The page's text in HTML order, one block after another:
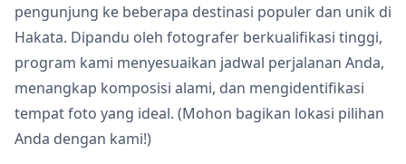
pengunjung ke beberapa destinasi populer dan unik di
Hakata. Dipandu oleh fotografer berkualifikasi tinggi,
program kami menyesuaikan jadwal perjalanan Anda,
menangkap komposisi alami, dan mengidentifikasi
tempat foto yang ideal. (Mohon bagikan lokasi pilihan
Anda dengan kami!)